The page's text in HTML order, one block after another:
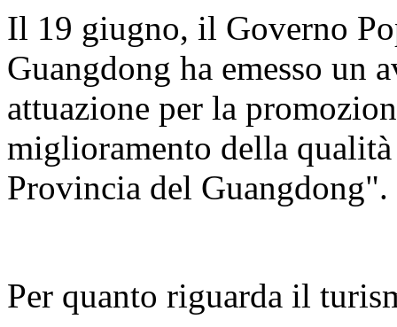
Il 19 giugno, il Governo
Guangdong ha emesso un
attuazione per la
miglioramento della
Provincia del Guangdong".
Per quanto riguarda il